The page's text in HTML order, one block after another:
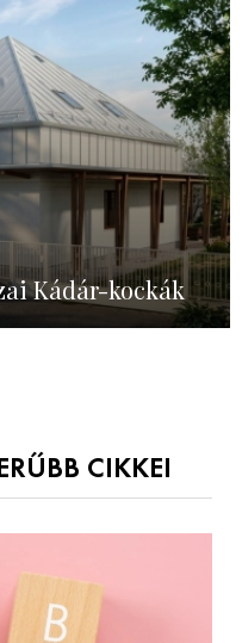
Kádár-kockák
CIKKEI